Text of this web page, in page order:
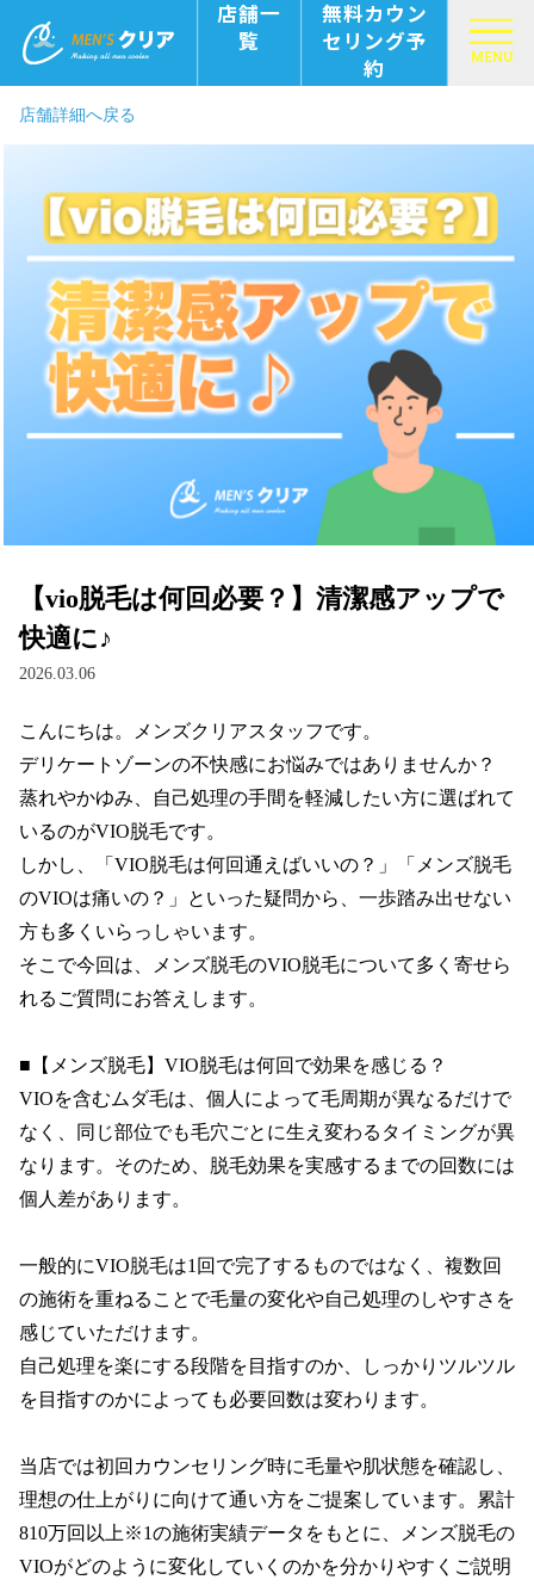
店舗一
覧
無料カウン
セリング予
約
MENU
店舗詳細へ戻る
【vio脱毛は何回必要？】清潔感アップで
快適に♪
2026.03.06
こんにちは。メンズクリアスタッフです。
デリケートゾーンの不快感にお悩みではありませんか？
蒸れやかゆみ、自己処理の手間を軽減したい方に選ばれて
いるのがVIO脱毛です。
しかし、「VIO脱毛は何回通えばいいの？」「メンズ脱毛
のVIOは痛いの？」といった疑問から、一歩踏み出せない
方も多くいらっしゃいます。
そこで今回は、メンズ脱毛のVIO脱毛について多く寄せら
れるご質問にお答えします。
■【メンズ脱毛】VIO脱毛は何回で効果を感じる？
VIOを含むムダ毛は、個人によって毛周期が異なるだけで
なく、同じ部位でも毛穴ごとに生え変わるタイミングが異
なります。そのため、脱毛効果を実感するまでの回数には
個人差があります。
一般的にVIO脱毛は1回で完了するものではなく、複数回
の施術を重ねることで毛量の変化や自己処理のしやすさを
感じていただけます。
自己処理を楽にする段階を目指すのか、しっかりツルツル
を目指すのかによっても必要回数は変わります。
当店では初回カウンセリング時に毛量や肌状態を確認し、
理想の仕上がりに向けて通い方をご提案しています。累計
810万回以上※1の施術実績データをもとに、メンズ脱毛の
VIOがどのように変化していくのかを分かりやすくご説明